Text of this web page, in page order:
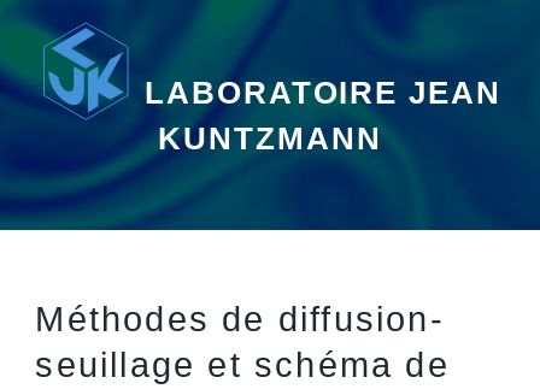
LABORATOIRE JEAN
KUNTZMANN
Méthodes de diffusion-
seuillage et schéma de